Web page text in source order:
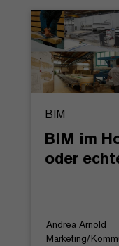
BIM
BIM im
oder
Andrea Arnold
Marketing/